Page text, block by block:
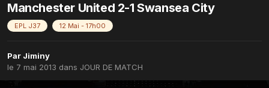
Manchester United 2-1 Swansea City
EPL J37 12 Mai - 17h00
Par Jiminy
le 7 mai 2013 dans JOUR DE MATCH